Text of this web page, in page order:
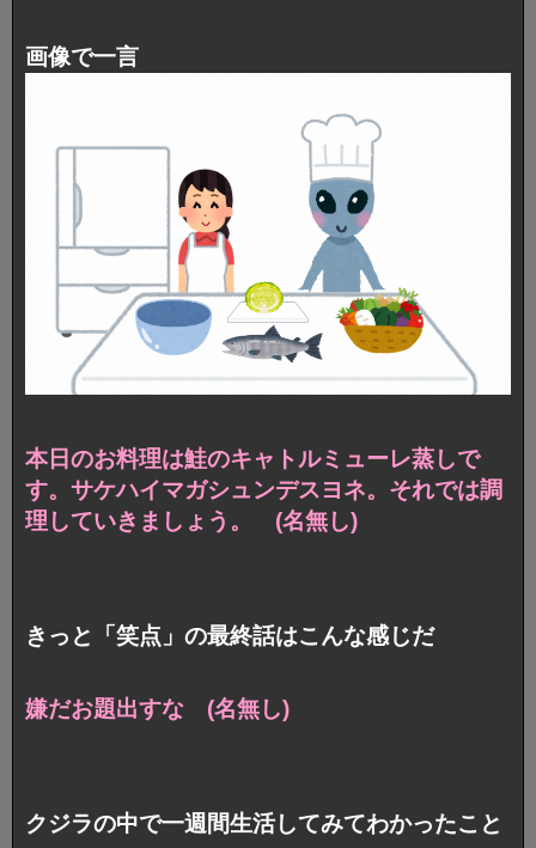
画像で一言
本日のお料理は鮭のキャトルミューレ蒸しで
す。サケハイマガシュンデスヨネ。それでは調
理していきましょう。 (名無し)
きっと「笑点」の最終話はこんな感じだ
嫌だお題出すな (名無し)
クジラの中で一週間生活してみてわかったこと